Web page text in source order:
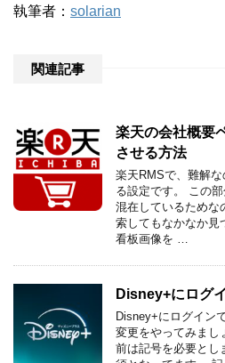
執筆者： solarian
関連記事
楽天の会社概要
させる方法
楽天RMSで、難解
る設定です。 この
混在しているためな
索してもなかなか見
看板画像を …
Disney+にログ
Disney+にログイン
変更をやってみまし
前は記号を必要とし